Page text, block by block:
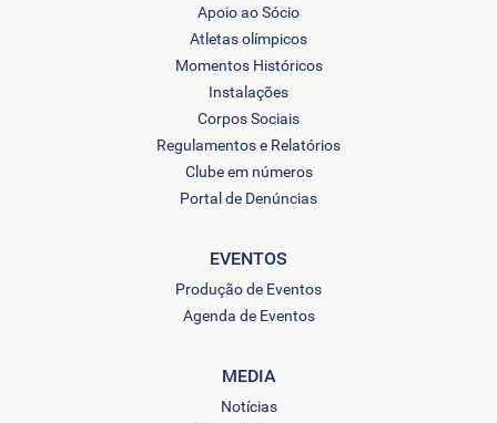
Apoio ao Sócio
Atletas olímpicos
Momentos Históricos
Instalações
Corpos Sociais
Regulamentos e Relatórios
Clube em números
Portal de Denúncias
EVENTOS
Produção de Eventos
Agenda de Eventos
MEDIA
Notícias